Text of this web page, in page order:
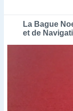
La Bague
et de